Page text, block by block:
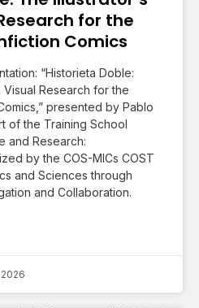
for the
Comics
“Historieta Doble:
Visual Research for the
presented by Pablo
of the Training School
and Research:
by the COS-MICs COST
and Sciences through
and Collaboration.